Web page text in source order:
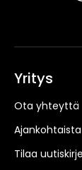
Yritys
Ota yhteyttä
Ajankohtaista
Tilaa uutiskirje